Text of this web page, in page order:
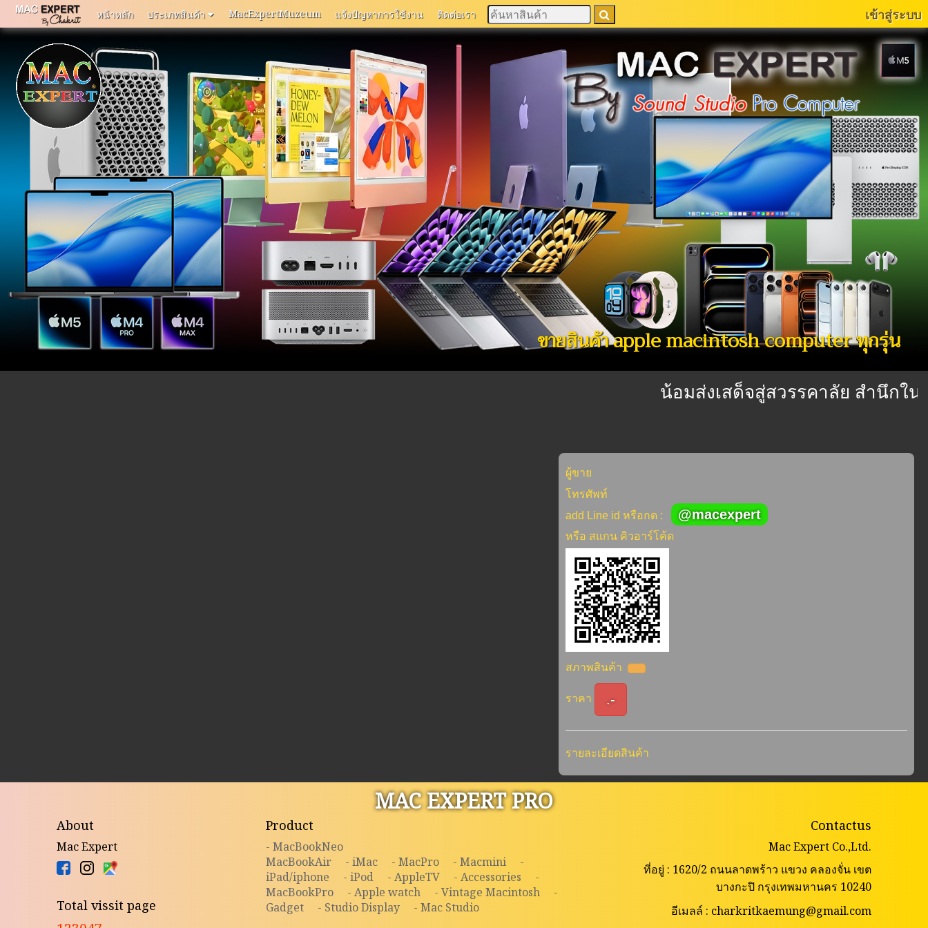
หน้า
หลัก
MacExpertMuzeum
แจ้ง
งาน
เรา
ประเภท
สินค้า
หน้าหลัก ประเภทสินค้า MacExpertMuzeum แจ้งปัญหาการใช้งาน ติดต่อเรา เข้าสู่ระบบ
ขายสินค้า apple macintosh computer ทุกรุ่น
น้อมส่งเสด็จสู่สวรรคาลัย สำนึกในพ
ผู้ขาย
โทรศัพท์
add Line id หรือกด :
@macexpert
หรือ สแกน คิวอาร์โค้ด
สภาพสินค้า
ราคา .-
รายละเอียดสินค้า
MAC EXPERT PRO
About
Mac Expert
Total vissit page
Product
- MacBookNeo
MacBookAir
- iMac - MacPro - Macmini
-
iPad/iphone
- iPod - AppleTV - Accessories
-
MacBookPro
- Apple watch - Vintage Macintosh
-
Gadget
- Studio Display - Mac Studio
Contactus
Mac Expert Co.,Ltd.
ที่อยู่ : 1620/2 ถนนลาดพร้าว แขวง คลองจั่น เขต
บางกะปิ กรุงเทพมหานคร 10240
อีเมลล์ : charkritkaemung@gmail.com